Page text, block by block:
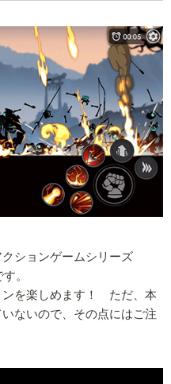
ションゲームシリーズ
。
ンを楽しめます！ ただ、本
ないので、その点にはご注